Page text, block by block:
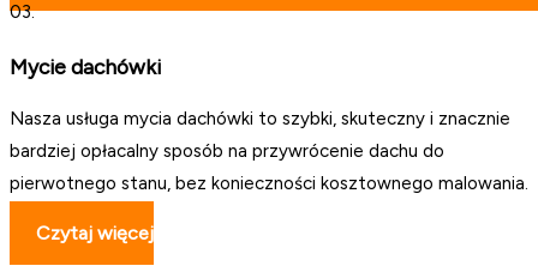
03.
Mycie dachówki
Nasza usługa mycia dachówki to szybki, skuteczny i znacznie
bardziej opłacalny sposób na przywrócenie dachu do
pierwotnego stanu, bez konieczności kosztownego malowania.
Czytaj więcej